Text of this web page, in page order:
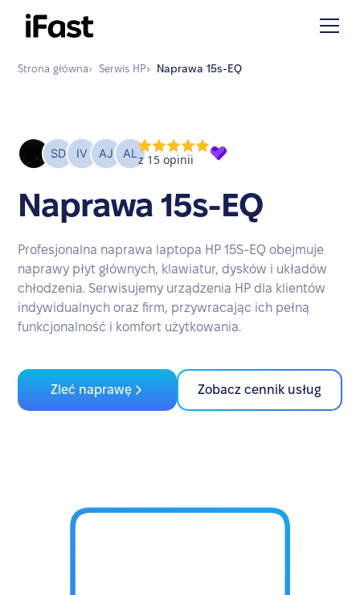
Strona główna› Serwis HP› Naprawa 15s-EQ
Naprawa 15s-EQ
Profesjonalna naprawa laptopa HP 15S-EQ obejmuje
naprawy płyt głównych, klawiatur, dysków i układów
chłodzenia. Serwisujemy urządzenia HP dla klientów
indywidualnych oraz firm, przywracając ich pełną
funkcjonalność i komfort użytkowania.
Zleć naprawę Zobacz cennik usług